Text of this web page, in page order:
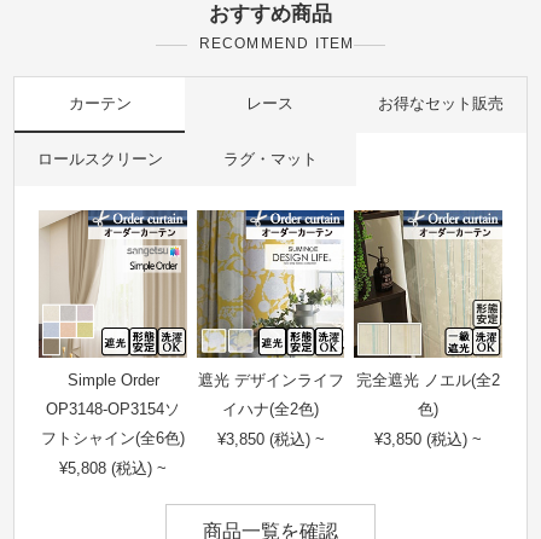
おすすめ商品
RECOMMEND ITEM
カーテン レース お得なセット販売
ロールスクリーン ラグ・マット
Simple Order
OP3148-OP3154ソ
フトシャイン(全6色)
¥5,808 (税込) ~
遮光 デザインライフ
イハナ(全2色)
¥3,850 (税込) ~
完全遮光 ノエル(全2
色)
¥3,850 (税込) ~
商品一覧を確認